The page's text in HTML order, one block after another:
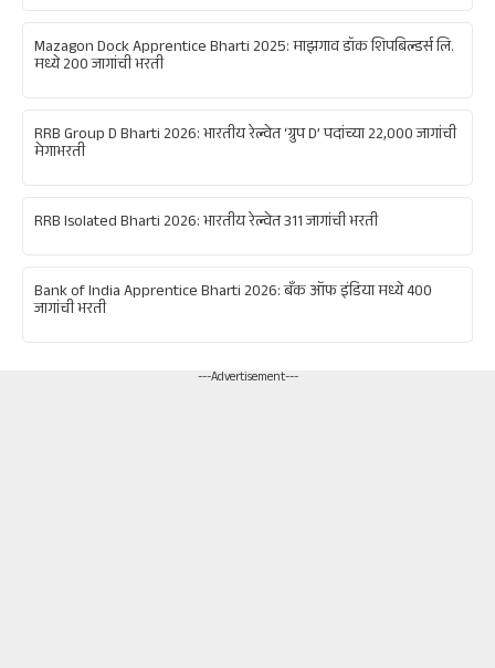
Mazagon Dock Apprentice Bharti 2025: माझगाव डॉक शिपबिल्डर्स लि.
मध्ये 200 जागांची भरती
RRB Group D Bharti 2026: भारतीय रेल्वेत ‘ग्रुप D’ पदांच्या 22,000 जागांची
मेगाभरती
RRB Isolated Bharti 2026: भारतीय रेल्वेत 311 जागांची भरती
Bank of India Apprentice Bharti 2026: बँक ऑफ इंडिया मध्ये 400
जागांची भरती
---Advertisement---